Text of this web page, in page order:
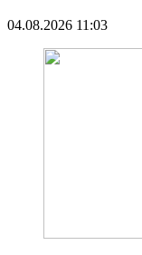
04.08.2026 11:03